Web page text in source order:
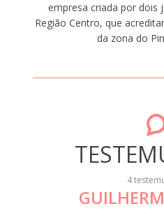
empresa criada por dois
Região Centro, que
da zona do
4